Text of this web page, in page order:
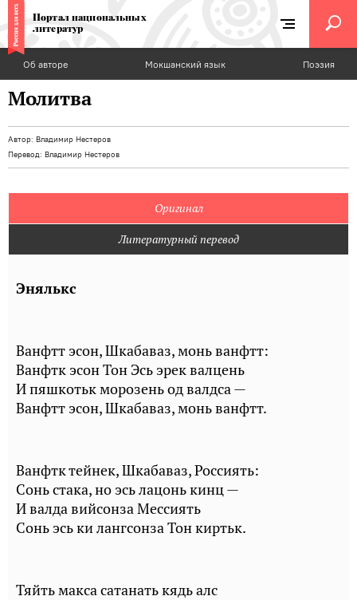
Портал национальных
литератур
Об авторе Мокшанский язык Поэзия
Молитва
Автор: Владимир Нестеров
Перевод: Владимир Нестеров
Оригинал
Литературный перевод
Энялькс
Ванфтт эсон, Шкабаваз, монь ванфтт:
Ванфтк эсон Тон Эсь эрек валцень
И пяшкотьк морозень од валдса —
Ванфтт эсон, Шкабаваз, монь ванфтт.
Ванфтк тейнек, Шкабаваз, Россиять:
Сонь стака, но эсь лацонь кинц —
И валда вийсонза Мессиять
Сонь эсь ки лангсонза Тон киртьк.
Тяйть макса сатанать кядь алс